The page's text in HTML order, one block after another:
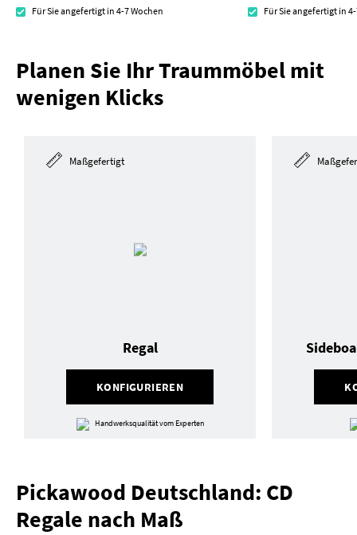
Für Sie angefertigt in 4-7 Wochen Für Sie angefertigt in
Planen Sie Ihr Traummöbel mit
wenigen Klicks
Maßgefertigt
KONFIGURIEREN
Regal
Handwerksqualität vom Experten
Pickawood Deutschland: CD
Regale nach Maß